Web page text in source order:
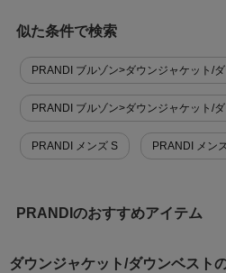
似た条件で検索
PRANDI ブルゾン>ダウンジャケット/
PRANDI ブルゾン>ダウンジャケット/
PRANDI メンズ S PRANDI メン
PRANDIのおすすめアイテム
ダウンジャケット/ダウンベスト